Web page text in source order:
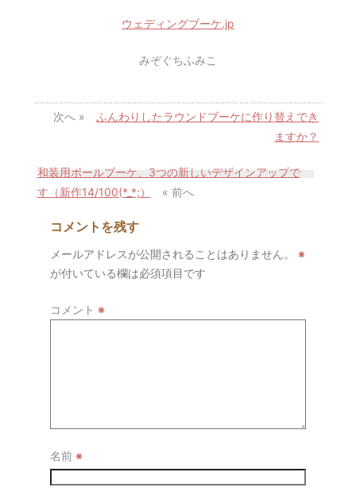
ウェディングブーケ.jp
みぞぐちふみこ
次へ »ふんわりしたラウンドブーケに作り替えでき
ますか？
和装用ボールブーケ、3つの新しいデザインアップで
す（新作14/100(*_*;）
« 前へ
コメントを残す
メールアドレスが公開されることはありません。
※
が付いている欄は必須項目です
コメント ※
名前 ※